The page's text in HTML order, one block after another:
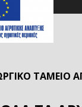
ΤΑΜΕΙΟ